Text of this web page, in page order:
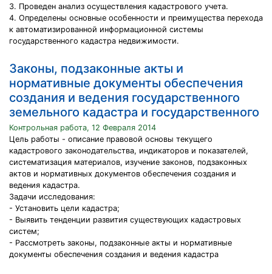
3. Проведен анализ осуществления кадастрового учета.
4. Определены основные особенности и преимущества перехода
к автоматизированной информационной системы
государственного кадастра недвижимости.
Законы, подзаконные акты и
нормативные документы обеспечения
создания и ведения государственного
земельного кадастра и государственного
Контрольная работа, 12 Февраля 2014
Цель работы - описание правовой основы текущего
кадастрового законодательства, индикаторов и показателей,
систематизация материалов, изучение законов, подзаконных
актов и нормативных документов обеспечения создания и
ведения кадастра.
Задачи исследования:
- Установить цели кадастра;
- Выявить тенденции развития существующих кадастровых
систем;
- Рассмотреть законы, подзаконные акты и нормативные
документы обеспечения создания и ведения кадастра